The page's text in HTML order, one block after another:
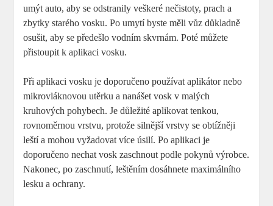
umýt auto, aby se odstranily veškeré nečistoty, prach a
zbytky starého vosku. Po umytí byste měli vůz důkladně
osušit, aby se předešlo vodním skvrnám. Poté můžete
přistoupit k aplikaci vosku.
Při aplikaci vosku je doporučeno používat aplikátor nebo
mikrovláknovou utěrku a nanášet vosk v malých
kruhových pohybech. Je důležité aplikovat tenkou,
rovnoměrnou vrstvu, protože silnější vrstvy se obtížněji
leští a mohou vyžadovat více úsilí. Po aplikaci je
doporučeno nechat vosk zaschnout podle pokynů výrobce.
Nakonec, po zaschnutí, leštěním dosáhnete maximálního
lesku a ochrany.